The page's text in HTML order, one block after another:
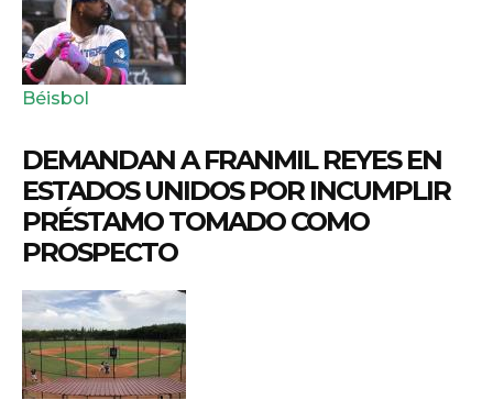
Béisbol
DEMANDAN A FRANMIL REYES EN
ESTADOS UNIDOS POR INCUMPLIR
PRÉSTAMO TOMADO COMO
PROSPECTO